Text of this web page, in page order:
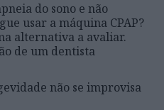
do sono e não
usar a máquina CPAP?
alternativa a avaliar.
de um dentista
não se improvisa